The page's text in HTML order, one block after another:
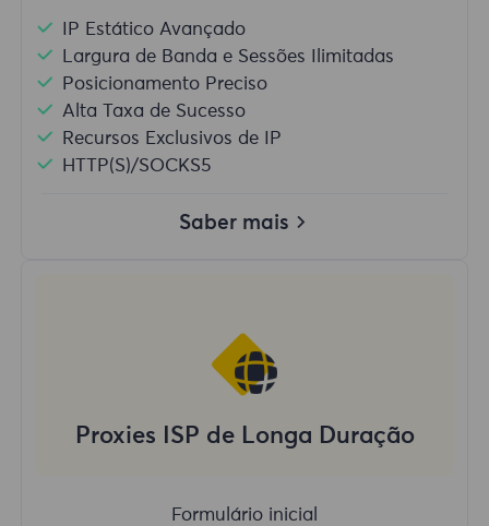
IP Estático Avançado
Largura de Banda e Sessões Ilimitadas
Posicionamento Preciso
Alta Taxa de Sucesso
Recursos Exclusivos de IP
HTTP(S)/SOCKS5
Saber mais
Proxies ISP de Longa Duração
Formulário inicial